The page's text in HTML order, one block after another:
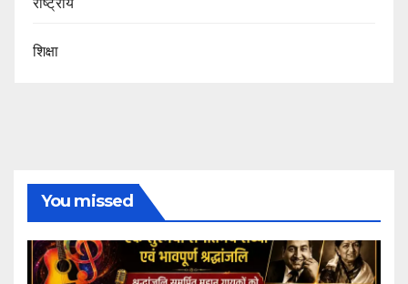
राष्ट्रीय
शिक्षा
You missed